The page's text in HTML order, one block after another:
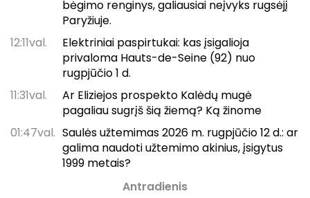
bėgimo renginys, galiausiai neįvyks rugsėjį
Paryžiuje.
12:11val.
Elektriniai paspirtukai: kas įsigalioja
privaloma Hauts-de-Seine (92) nuo
rugpjūčio 1 d.
11:31val.
Ar Eliziejos prospekto Kalėdų mugė
pagaliau sugrįš šią žiemą? Ką žinome
01:47val. Saulės užtemimas 2026 m. rugpjūčio 12 d.: ar
galima naudoti užtemimo akinius, įsigytus
1999 metais?
Antradienis